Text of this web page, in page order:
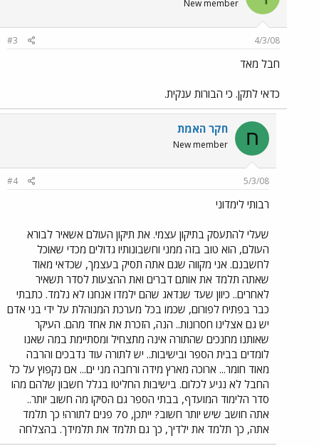
New member
4/3/08
#3
חבל מאד
כדאי לתקן. כי הבורות ענקית.
ח חקר האמת
New member
5/3/08
#4
רבותי לימדוני
שעלי להתעסק בתיקון עצמי. את תיקון העולם אשאיר לבורא
העולם, הוא טוב בזה ממני וחשבונותיו גדולים מכדי שאוכל
לחשבנם. אני מקווה שגם אתה תסיק בעצמך, שכדאי מאוד
שאתה תלמד את אותם דברים ואת ההצעות לסדר תשאיר
לאחרים.. כיוון שעד שנדאג שהם ילמדו אנחנו לא נלמד. כתבתי
כבר בפתיח לפורום, שכמו בכל מערכת המנוהלת על ידי בני אדם
יש גם אצלינו חסרונות.. הנה, הזכרת את אחד מהם. העיקר
שאותנו מחנכים שהתורה אינה מתצחיל ומסתיימת במה שאנו
לומדים בבית הספר ובישיבות.. יש לתורה עוד נדבכים והרבה
מאוד חומר... ארוכה מארץ מידה ורחבה מני ים... אם נקפוץ על כל
החבל לא נגיע לכלום. בישיבות החליטו בגלל חשבון שלהם מהו
סדר הלימוד המועדף, בבתי הספר גם הסיקו מה חשוב יותר..
אתה חושב שיש יותר חשוב? ייתכן, 70 פנים לתורה! כך תלמד
אתה, כך תלמד את ילדיך, כך גם תלמד את תלמידך. בהצלחה